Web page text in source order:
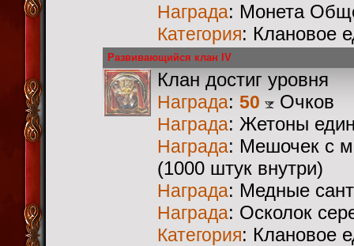
Награда: Монета
Категория: Клановое
Развивающийся клан IV
Клан достиг уровня
Награда: 50 Очков
Награда: Жетоны
Награда: Мешочек с
(1000 штук внутри)
Награда: Медные
Награда: Осколок
Категория: Клановое